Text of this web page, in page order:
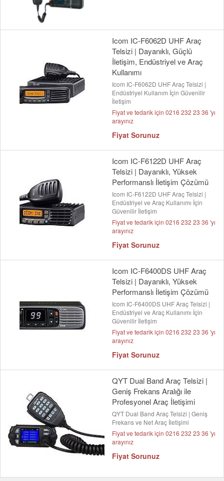
Icom IC-F6062D UHF Araç
Telsizi | Dayanıklı, Güçlü
İletişim, Endüstriyel ve Araç
Kullanımı
Icom IC-F6062D UHF Araç Telsizi |
Endüstriyel Kullanım İçin Güvenilir
İletişim
Fiyat ve tedarik için 0216 232 23 36 'yı
arayınız
Fiyat Sorunuz
Icom IC-F6122D UHF Araç
Telsizi | Dayanıklı, Yüksek
Performanslı İletişim Çözümü
Icom IC-F6122D UHF Araç Telsizi |
Endüstriyel ve Araç Kullanımı İçin
Güvenilir İletişim
Fiyat ve tedarik için 0216 232 23 36 'yı
arayınız
Fiyat Sorunuz
Icom IC-F6400DS UHF Araç
Telsizi | Dayanıklı, Yüksek
Performanslı İletişim Çözümü
Icom IC-F6400DS UHF Araç Telsizi |
Endüstriyel ve Araç Kullanımı İçin
Güvenilir İletişim
Fiyat ve tedarik için 0216 232 23 36 'yı
arayınız
Fiyat Sorunuz
QYT Dual Band Araç Telsizi |
Geniş Frekans Aralığı ile
Profesyonel Araç İletişimi
QYT Dual Band Araç Telsizi | Geniş
Frekans ve Net Araç İletişimi
Fiyat ve tedarik için 0216 232 23 36 'yı
arayınız
Fiyat Sorunuz